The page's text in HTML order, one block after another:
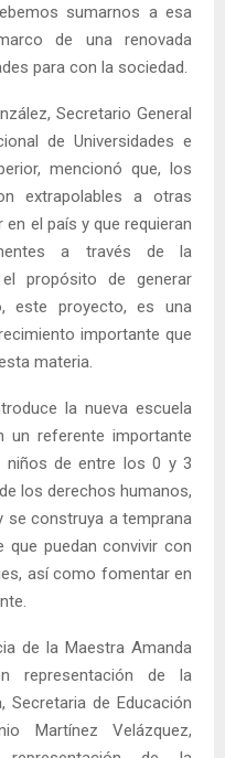
sumarnos a esa
de una renovada
para con la sociedad.
Secretario General
de Universidades e
mencionó que, los
extrapolables a otras
el país y que requieran
a través de la
propósito de generar
este proyecto, es una
importante que
materia.
la nueva escuela
un referente importante
niños de entre los 0 y 3
los derechos humanos,
se construya a temprana
que puedan convivir con
así como fomentar en
de la Maestra Amanda
representación de la
Secretaria de Educación
Martínez Velázquez,